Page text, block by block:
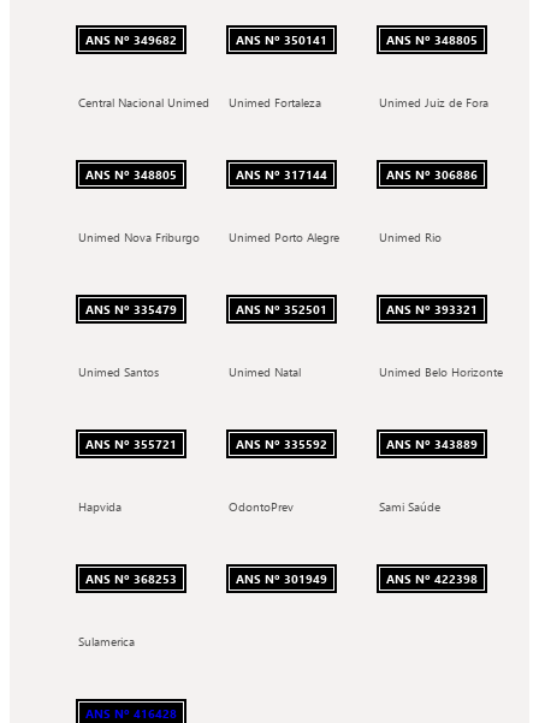
ANS Nº 349682 ANS Nº 350141 ANS Nº 348805
Central Nacional Unimed
ANS Nº 348805
Unimed Fortaleza
ANS Nº 317144
Unimed Juiz de Fora
ANS Nº 306886
Unimed Nova Friburgo
ANS Nº 335479
Unimed Porto Alegre
ANS Nº 352501
Unimed Rio
ANS Nº 393321
Unimed Santos
ANS Nº 355721
Unimed Natal
ANS Nº 335592
Unimed Belo Horizonte
ANS Nº 343889
Hapvida
ANS Nº 368253
OdontoPrev
ANS Nº 301949
Sami Saúde
ANS Nº 422398
Sulamerica
ANS Nº 416428